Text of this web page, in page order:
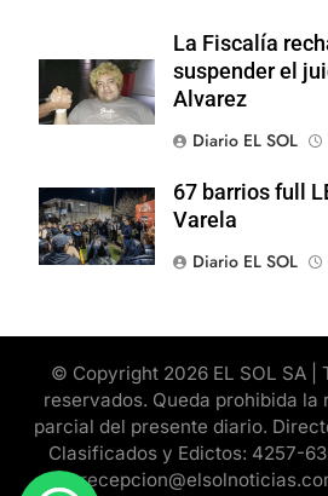
La Fiscalía
suspender el
Alvarez
Diario EL SOL
67 barrios full
Varela
Diario EL SOL
© Copyright 2026 EL SOL SA |
reservados. Queda prohibida
parcial del presente diario.
Clasificados y Edictos: 4257-